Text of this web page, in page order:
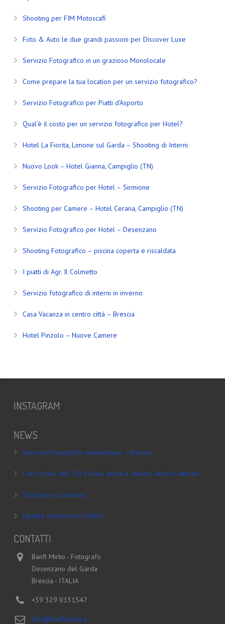
Shooting per FIM Motoscafi
Foto & Auto le due grandi passioni per Discover Luxe
Servizio Fotografico in un grazioso Monolocale
Come prepare la tua location per un servizio fotografico?
Servizio Fotografico per Piatti d’Asporto
Qual’è il costo per un servizio fotografico per Hotel?
Hotel La Fiorita, Limone sul Garda – Shooting di Interni
Nuovo Look – Hotel Gianna, Campiglio (TN)
Servizio Fotografico per Hotel – Sirmione
Shooting per Camere – Hotel Cerana, Campiglio (TN)
Servizio Fotografico per Hotel – Desenzano
Shooting Fotografico – piscina coperta e riscaldata
I piatti di Agr. Il Colmetto
Servizio fotografico di interni in inverno
Casa Vacanza in centro città – Brescia
Hotel Pinzolo – Nuove Camere
INSTAGRAM
NEWS
Servizio Fotografico Immobiliare – Brescia
Con l’arrivo del 2021 inizia anche il decimo anno di attività
Shooting in Limonaia
Update Showroom CLERICI
CONTATTI
Banfi Mirko - Fotografo
Desenzano del Garda
Brescia - ITALIA
+39 329 0131547
info@banfimirko.it